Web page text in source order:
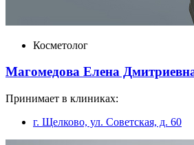
Косметолог
Магомедова Елена
Принимает в клиниках:
г. Щелково, ул. Советская, д. 60